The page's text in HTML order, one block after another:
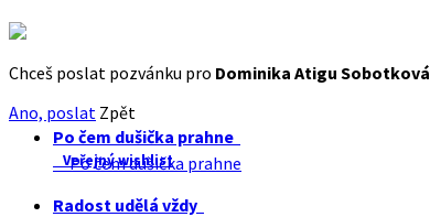
Chceš poslat pozvánku pro Dominika Atigu Sobotková
Ano, poslat Zpět
Po čem dušička prahne
Veřejný wishlist
Po čem dušička prahne
Radost udělá vždy